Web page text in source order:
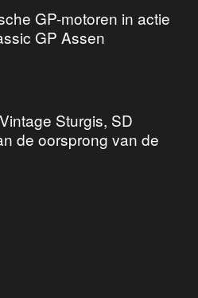
GP-motoren in actie
GP Assen
Sturgis, SD
de oorsprong van de